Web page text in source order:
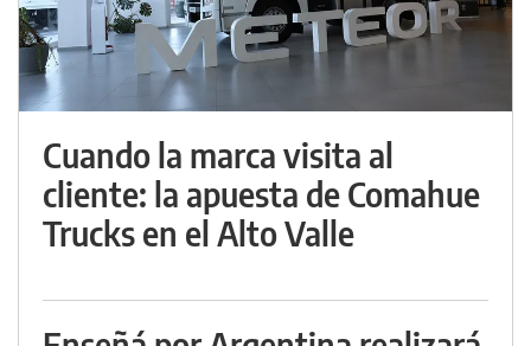
Cuando la marca visita al
cliente: la apuesta de Comahue
Trucks en el Alto Valle